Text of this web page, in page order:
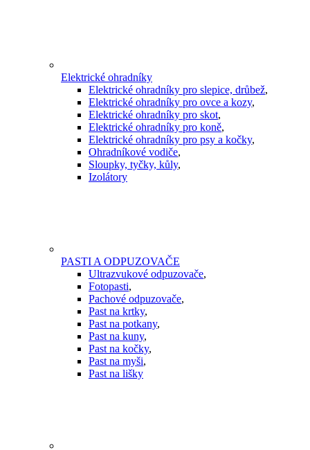
Elektrické ohradníky
Elektrické ohradníky pro slepice, drůbež,
Elektrické ohradníky pro ovce a kozy,
Elektrické ohradníky pro skot,
Elektrické ohradníky pro koně,
Elektrické ohradníky pro psy a kočky,
Ohradníkové vodiče,
Sloupky, tyčky, kůly,
Izolátory
PASTI A ODPUZOVAČE
Ultrazvukové odpuzovače,
Fotopasti,
Pachové odpuzovače,
Past na krtky,
Past na potkany,
Past na kuny,
Past na kočky,
Past na myši,
Past na lišky